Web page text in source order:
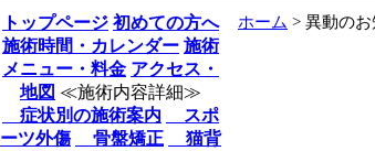
トップページ 初めての方へ
施術時間・カレンダー 施術
メニュー・料金 アクセス・
地図 ≪施術内容詳細≫
症状別の施術案内
スポ
ーツ外傷
骨盤矯正
猫背
ホーム > 異動の